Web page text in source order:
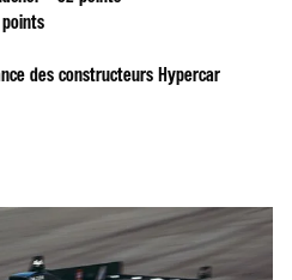
des constructeurs Hypercar